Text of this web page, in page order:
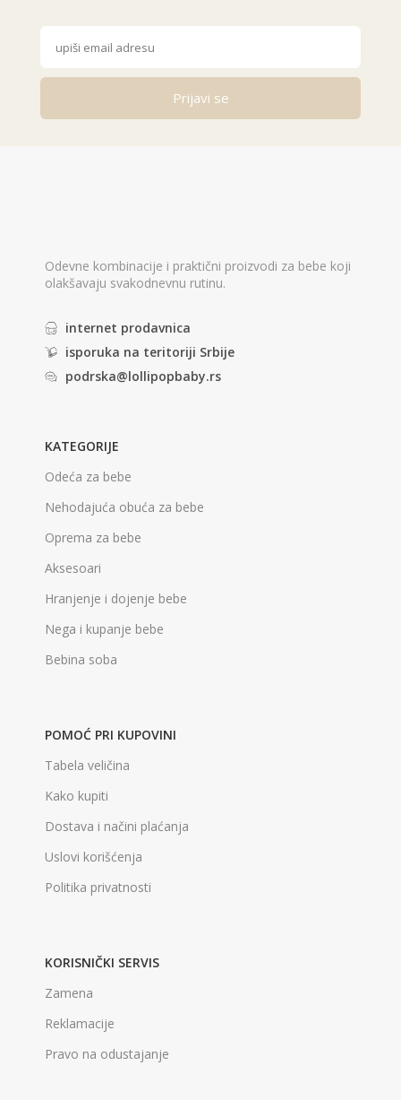
Prijavi se
Odevne kombinacije i praktični proizvodi za bebe koji
olakšavaju svakodnevnu rutinu.
internet prodavnica
isporuka na teritoriji Srbije
podrska@lollipopbaby.rs
KATEGORIJE
Odeća za bebe
Nehodajuća obuća za bebe
Oprema za bebe
Aksesoari
Hranjenje i dojenje bebe
Nega i kupanje bebe
Bebina soba
POMOĆ PRI KUPOVINI
Tabela veličina
Kako kupiti
Dostava i načini plaćanja
Uslovi korišćenja
Politika privatnosti
KORISNIČKI SERVIS
Zamena
Reklamacije
Pravo na odustajanje